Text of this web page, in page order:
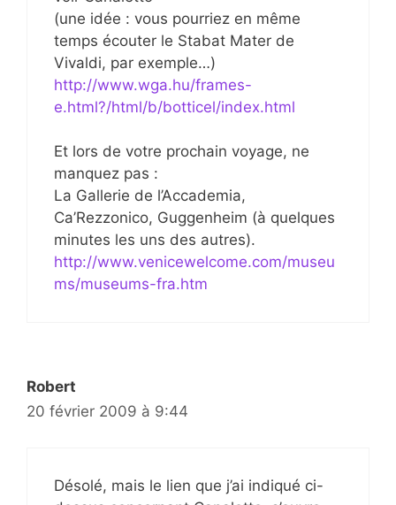
(une idée : vous pourriez en même
temps écouter le Stabat Mater de
Vivaldi, par exemple…)
http://www.wga.hu/frames-
e.html?/html/b/botticel/index.html
Et lors de votre prochain voyage, ne
manquez pas :
La Gallerie de l’Accademia,
Ca’Rezzonico, Guggenheim (à quelques
minutes les uns des autres).
http://www.venicewelcome.com/museu
ms/museums-fra.htm
Robert
20 février 2009 à 9:44
Désolé, mais le lien que j’ai indiqué ci-